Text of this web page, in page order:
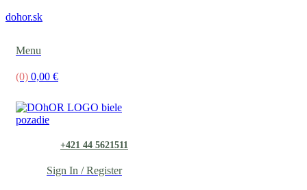
dohor.sk
Menu
(0) 0,00 €
+421 44 5621511
Sign In / Register